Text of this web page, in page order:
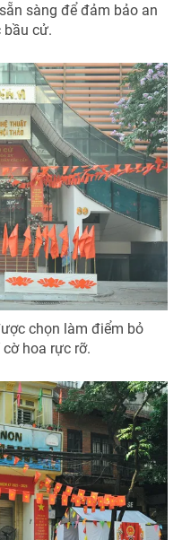
sàng để đảm bảo an
bầu cử.
chọn làm điểm bỏ
hoa rực rỡ.